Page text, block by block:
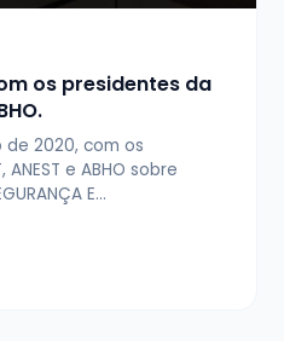
os presidentes da
2020, com os
ANEST e ABHO sobre
E…